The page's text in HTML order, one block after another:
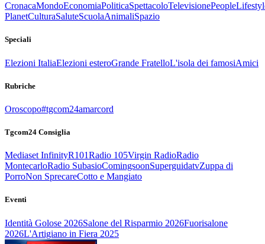
CronacaMondoEconomiaPoliticaSpettacoloTelevisionePeople
PlanetCulturaSaluteScuolaAnimaliSpazio
Speciali
Elezioni ItaliaElezioni esteroGrande FratelloL'isola dei famosiAmici
Rubriche
Oroscopo#tgcom24amarcord
Tgcom24 Consiglia
Mediaset InfinityR101Radio 105Virgin RadioRadio
MontecarloRadio SubasioComingsoonSuperguidatvZuppa di
PorroNon SprecareCotto e Mangiato
Eventi
Identità Golose 2026Salone del Risparmio 2026Fuorisalone
2026L'Artigiano in Fiera 2025